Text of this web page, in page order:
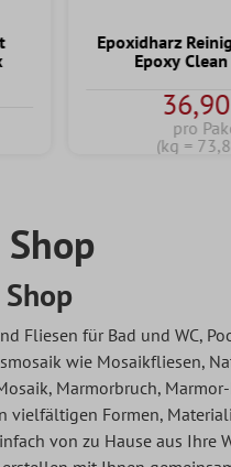
Epoxidharz
Epoxy
pro
(kg =
für Bad und WC,
wie Mosaikfliesen,
Marmorbruch,
Formen,
von zu Hause aus